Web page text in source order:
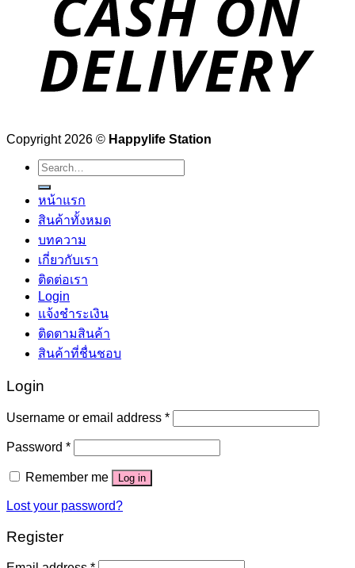
Copyright 2026 © Happylife Station
Search
for:
หน้าแรก
สินค้าทั้งหมด
บทความ
เกี่ยวกับเรา
ติดต่อเรา
Login
แจ้งชำระเงิน
ติดตามสินค้า
สินค้าที่ชื่นชอบ
Login
Username or email address *
Password *
Remember me Log in
Lost your password?
Register